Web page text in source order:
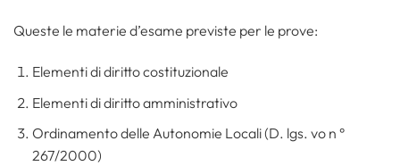
Queste le materie d’esame previste per le prove:
Elementi di diritto costituzionale
Elementi di diritto amministrativo
Ordinamento delle Autonomie Locali (D. lgs. vo n °
267/2000)